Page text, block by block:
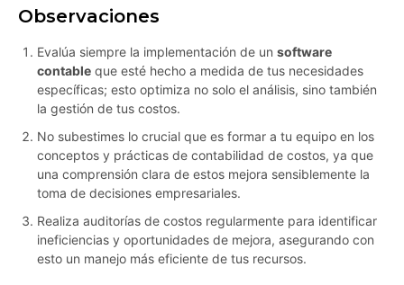
Observaciones
Evalúa siempre la implementación de un software
contable que esté hecho a medida de tus necesidades
específicas; esto optimiza no solo el análisis, sino también
la gestión de tus costos.
No subestimes lo crucial que es formar a tu equipo en los
conceptos y prácticas de contabilidad de costos, ya que
una comprensión clara de estos mejora sensiblemente la
toma de decisiones empresariales.
Realiza auditorías de costos regularmente para identificar
ineficiencias y oportunidades de mejora, asegurando con
esto un manejo más eficiente de tus recursos.